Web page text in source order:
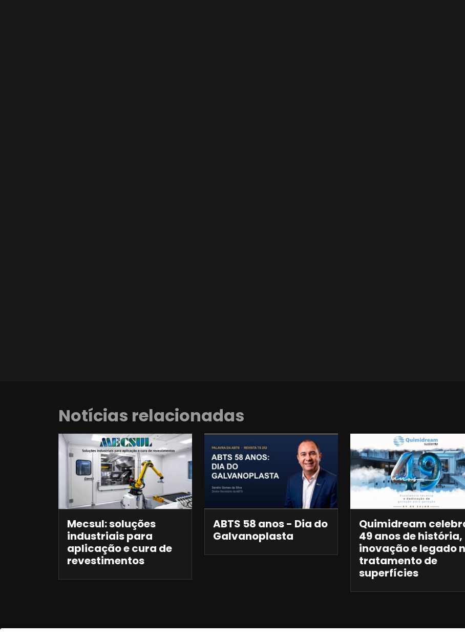
Notícias relacionadas
Mecsul: soluções
industriais para
aplicação e cura de
revestimentos
ABTS 58 anos - Dia do
Galvanoplasta
Quimidream
49 anos de história,
inovação e legado
tratamento de
superfícies